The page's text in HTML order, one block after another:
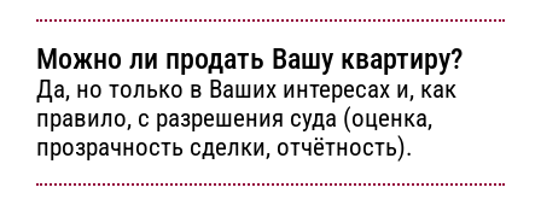
Можно ли продать Вашу квартиру?
Да, но только в Ваших интересах и, как
правило, с разрешения суда (оценка,
прозрачность сделки, отчётность).